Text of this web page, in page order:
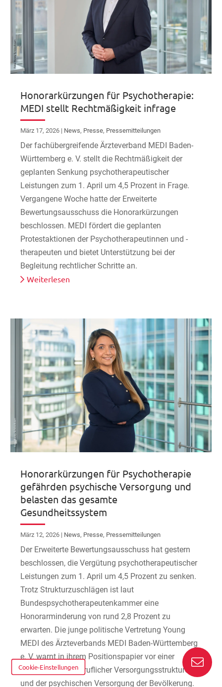
Honorarkürzungen für Psychotherapie:
MEDI stellt Rechtmäßigkeit infrage
März 17, 2026 | News, Presse, Pressemitteilungen
Der fachübergreifende Ärzteverband MEDI Baden-
Württemberg e. V. stellt die Rechtmäßigkeit der
geplanten Senkung psychotherapeutischer
Leistungen zum 1. April um 4,5 Prozent in Frage.
Vergangene Woche hatte der Erweiterte
Bewertungsausschuss die Honorarkürzungen
beschlossen. MEDI fördert die geplanten
Protestaktionen der Psychotherapeutinnen und -
therapeuten und bietet Unterstützung bei der
Begleitung rechtlicher Schritte an.
Weiterlesen
Honorarkürzungen für Psychotherapie
gefährden psychische Versorgung und
belasten das gesamte
Gesundheitssystem
März 12, 2026 | News, Presse, Pressemitteilungen
Der Erweiterte Bewertungsausschuss hat gestern
beschlossen, die Vergütung psychotherapeutischer
Leistungen zum 1. April um 4,5 Prozent zu senken.
Trotz Strukturzuschlägen ist laut
Bundespsychotherapeutenkammer eine
Honorarminderung von rund 2,8 Prozent zu
erwarten. Die junge politische Vertretung Young
MEDI des Ärzteverbands MEDI Baden-Württemberg
e. V. warnt in ihrem Positionspapier vor einer
Gefährdung freiberuflicher Versorgungsstrukturen
und der psychischen Versorgung der Bevölkerung.
Cookie-Einstellungen